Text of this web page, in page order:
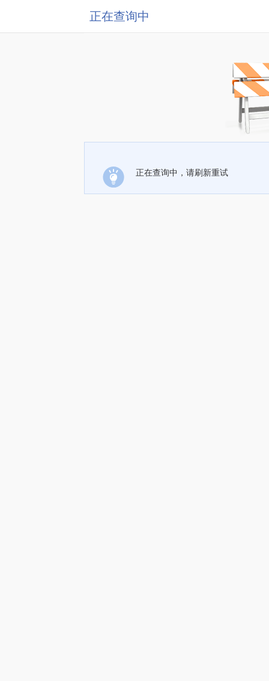
正在查询中
正在查询中，请刷新重试